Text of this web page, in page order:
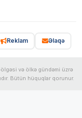
Reklam Əlaqə
və ölkə gündəmi üzrə
Bütün hüquqlar qorunur.